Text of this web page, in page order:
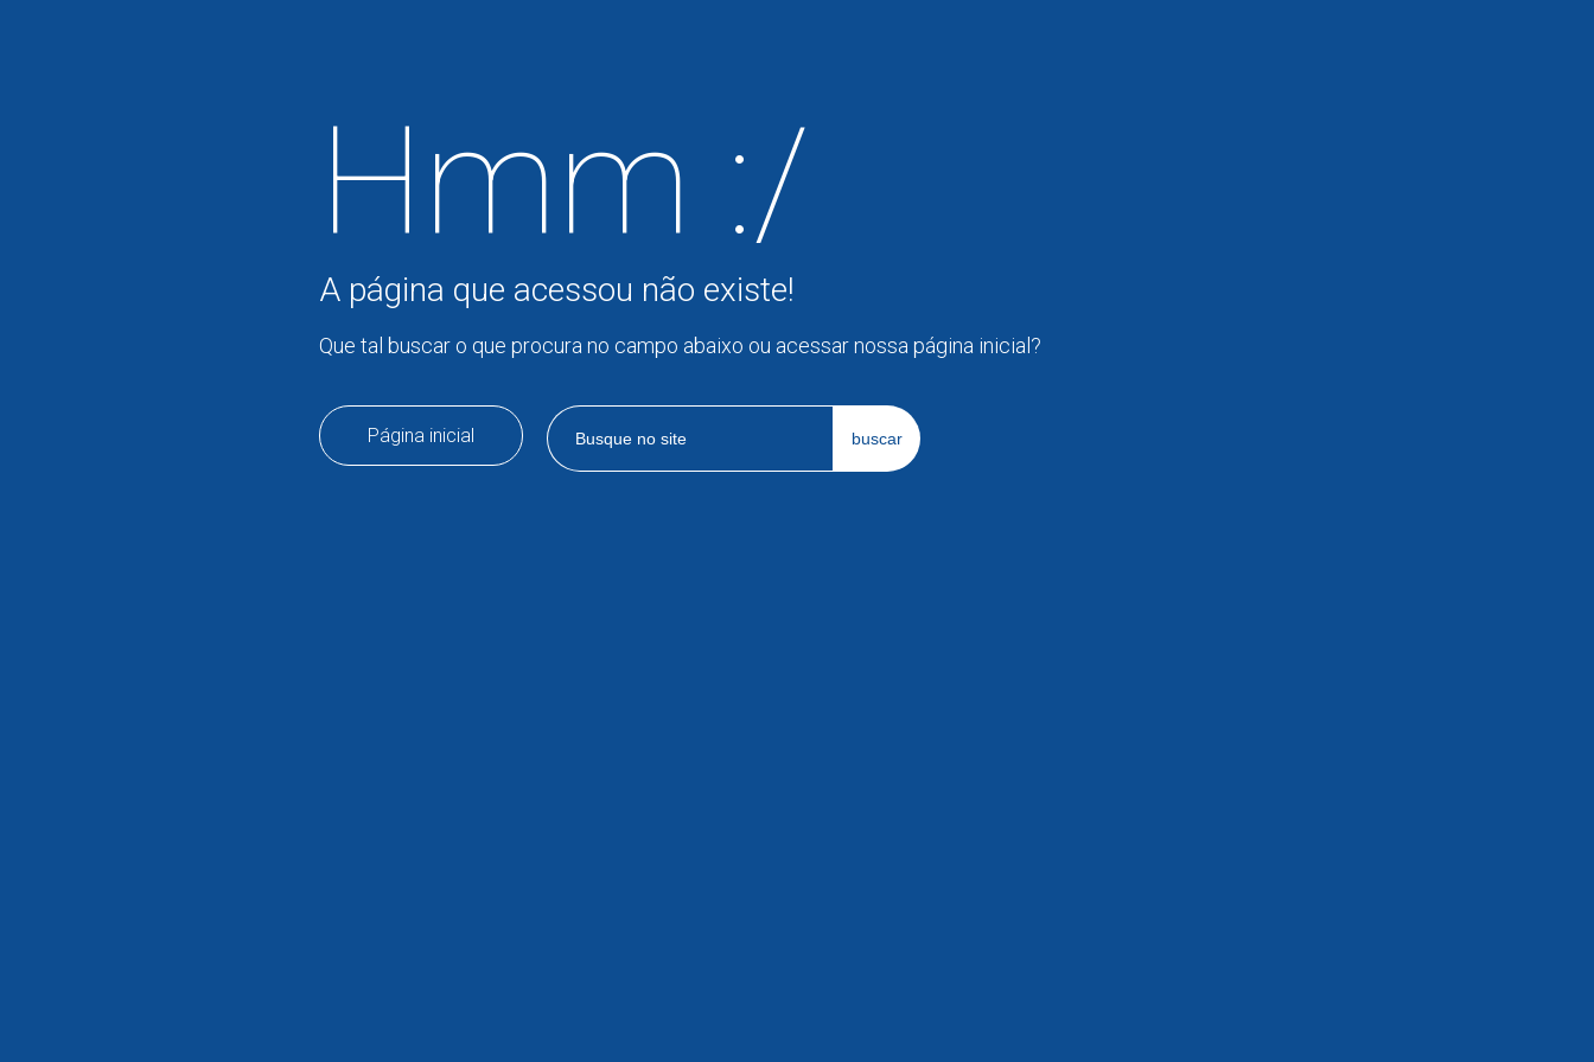
Hmm :/
A página que acessou não existe!
Que tal buscar o que procura no campo abaixo ou acessar nossa página inicial?
Página inicial